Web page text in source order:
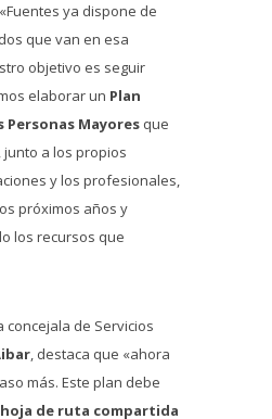
ya dispone de
que van en esa
objetivo es seguir
elaborar un Plan
Personas Mayores que
a los propios
y los profesionales,
próximos años y
los recursos que
concejala de Servicios
, destaca que «ahora
más. Este plan debe
hoja de ruta compartida